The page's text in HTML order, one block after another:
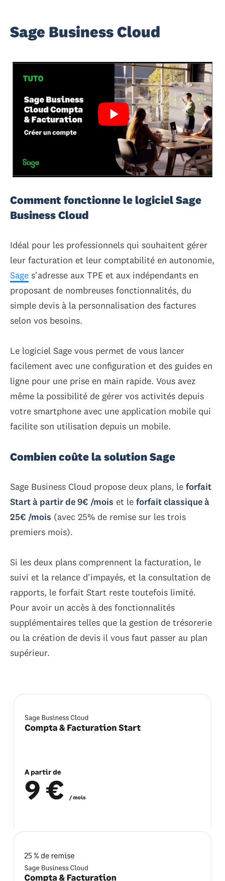
Sage Business Cloud
Comment fonctionne le logiciel Sage
Business Cloud
Idéal pour les professionnels qui souhaitent gérer
leur facturation et leur comptabilité en autonomie,
Sage s'adresse aux TPE et aux indépendants en
proposant de nombreuses fonctionnalités, du
simple devis à la personnalisation des factures
selon vos besoins.
Le logiciel Sage vous permet de vous lancer
facilement avec une configuration et des guides en
ligne pour une prise en main rapide. Vous avez
même la possibilité de gérer vos activités depuis
votre smartphone ​​avec une application mobile qui
facilite son utilisation depuis un mobile.
Combien coûte la solution Sage
Sage Business Cloud propose deux plans, le forfait
Start à partir de 9€ /mois et le forfait classique à
25€ /mois (avec 25% de remise sur les trois
premiers mois).
Si les deux plans comprennent la facturation, le
suivi et la relance d'impayés, et la consultation de
rapports, le forfait Start reste toutefois limité.
Pour avoir un accès à des fonctionnalités
supplémentaires telles que la gestion de trésorerie
ou la création de devis il vous faut passer au plan
supérieur.